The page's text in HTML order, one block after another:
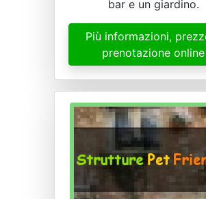
bar e un giardino.
Più informazioni,
prenotazione online